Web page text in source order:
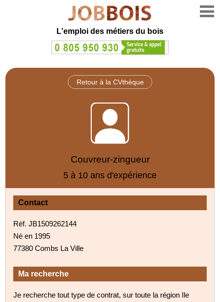
L'emploi des métiers du bois
Retour à la CVthèque
Couvreur-zingueur
5 à 10 ans d'expérience
Contact
Réf. JB1509262144
Né en 1995
77380 Combs La Ville
Ma recherche
Je recherche tout type de contrat, sur toute la région Ile